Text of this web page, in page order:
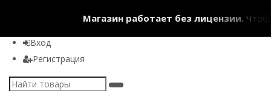
Магазин работает без лицензии.Чтобы
Вход
Регистрация